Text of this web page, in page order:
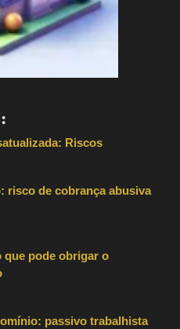
Riscos
risco de cobrança abusiva
que pode obrigar o
passivo trabalhista